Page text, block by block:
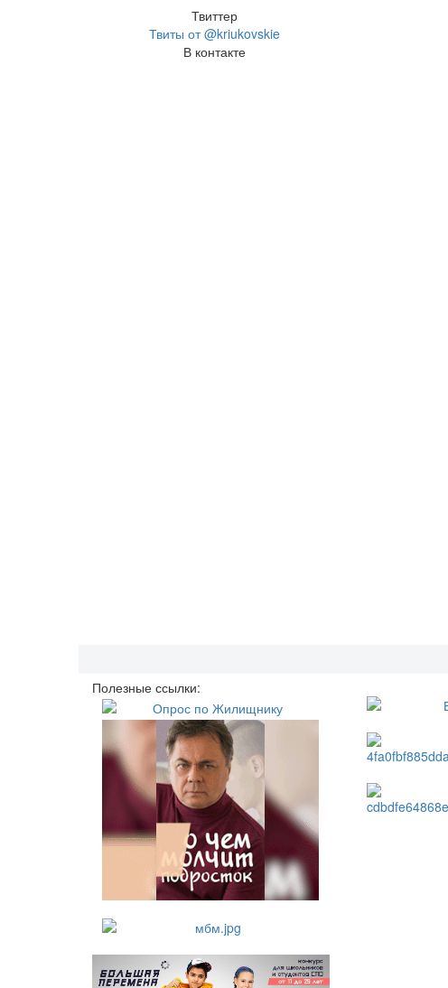
Твиттер
Твиты от @kriukovskie
В контакте
Полезные ссылки: